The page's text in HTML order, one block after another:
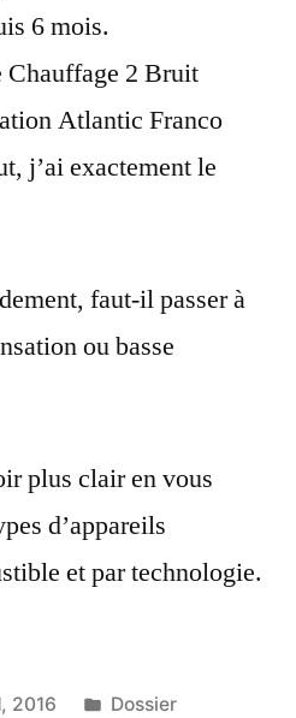
6 mois.
Chauffage 2 Bruit
Atlantic Franco
j’ai exactement le
faut-il passer à
ou basse
plus clair en vous
d’appareils
et par technologie.
2016
Publié
Dossier